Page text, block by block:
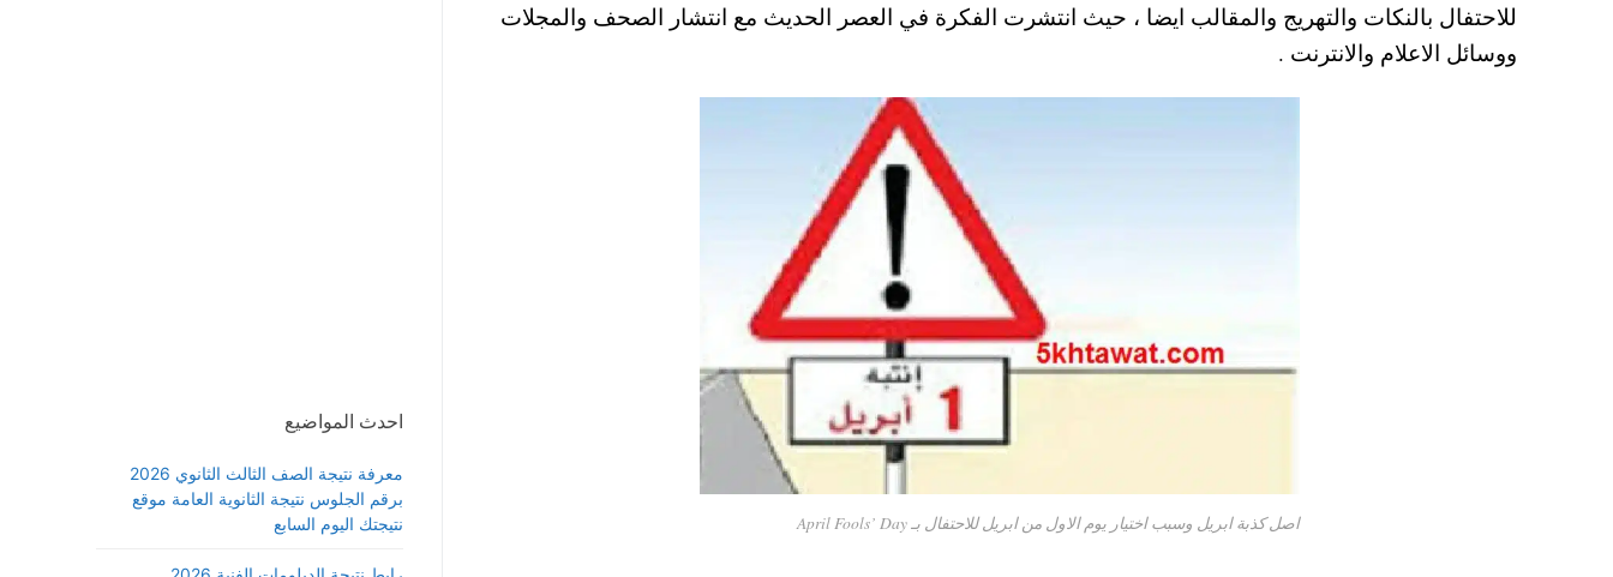
t
pp
للاحتفال بالنكات والتهريج والمقالب ايضا ، حيث انتشرت الفكرة في العصر الحديث مع انتشار الصحف والمجلات
ووسائل الاعلام والانترنت .
اصل كذبة ابريل وسبب اختيار يوم الاول من ابريل للاحتفال بـ April Fools’ Day
احدث المواضيع
معرفة نتيجة الصف الثالث الثانوي 2026
برقم الجلوس نتيجة الثانوية العامة موقع
نتيجتك اليوم السابع